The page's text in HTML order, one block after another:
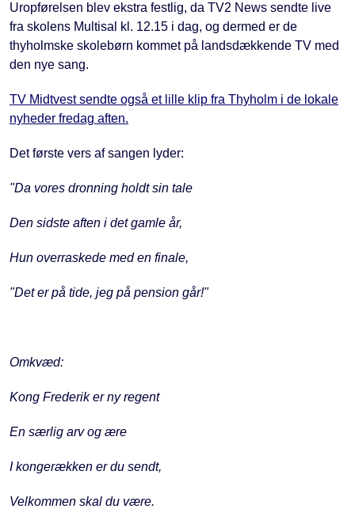
Uropførelsen blev ekstra festlig, da TV2 News sendte live
fra skolens Multisal kl. 12.15 i dag, og dermed er de
thyholmske skolebørn kommet på landsdækkende TV med
den nye sang.
TV Midtvest sendte også et lille klip fra Thyholm i de lokale
nyheder fredag aften.
Det første vers af sangen lyder:
"Da vores dronning holdt sin tale
Den sidste aften i det gamle år,
Hun overraskede med en finale,
"Det er på tide, jeg på pension går!"
Omkvæd:
Kong Frederik er ny regent
En særlig arv og ære
I kongerækken er du sendt,
Velkommen skal du være.